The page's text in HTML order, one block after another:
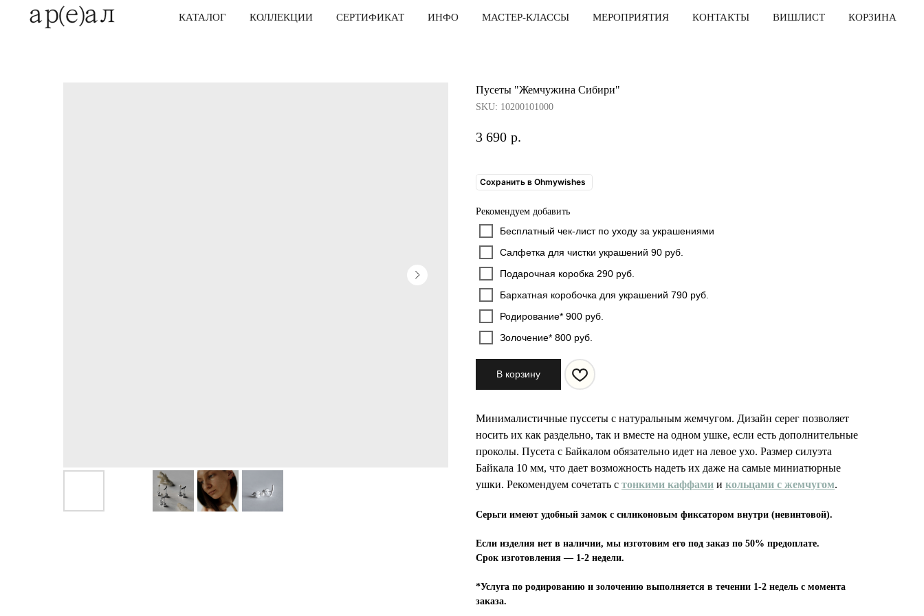
КАТАЛОГ КОЛЛЕКЦИИ СЕРТИФИКАТ ИНФО МАСТЕР-КЛАССЫ МЕРОПРИЯТИЯ КОНТАКТЫ ВИШЛИСТ КОРЗИНА
Пусеты "Жемчужина Сибири"
SKU: 10200101000
3 690 р.
Сохранить в Ohmywishes
Рекомендуем добавить
Бесплатный чек-лист по уходу за украшениями
Салфетка для чистки украшений 90 руб.
Подарочная коробка 290 руб.
Бархатная коробочка для украшений 790 руб.
Родирование* 900 руб.
Золочение* 800 руб.
В корзину
Минималистичные пуссеты с натуральным жемчугом. Дизайн серег позволяет
носить их как раздельно, так и вместе на одном ушке, если есть дополнительные
проколы. Пусета с Байкалом обязательно идет на левое ухо. Размер силуэта
Байкала 10 мм, что дает возможность надеть их даже на самые миниатюрные
ушки. Рекомендуем сочетать с тонкими каффами и кольцами с жемчугом.
Серьги имеют удобный замок с силиконовым фиксатором внутри (невинтовой).
Если изделия нет в наличии, мы изготовим его под заказ по 50% предоплате.
Срок изготовления — 1-2 недели.
*Услуга по родированию и золочению выполняется в течении 1-2 недель с момента
заказа.